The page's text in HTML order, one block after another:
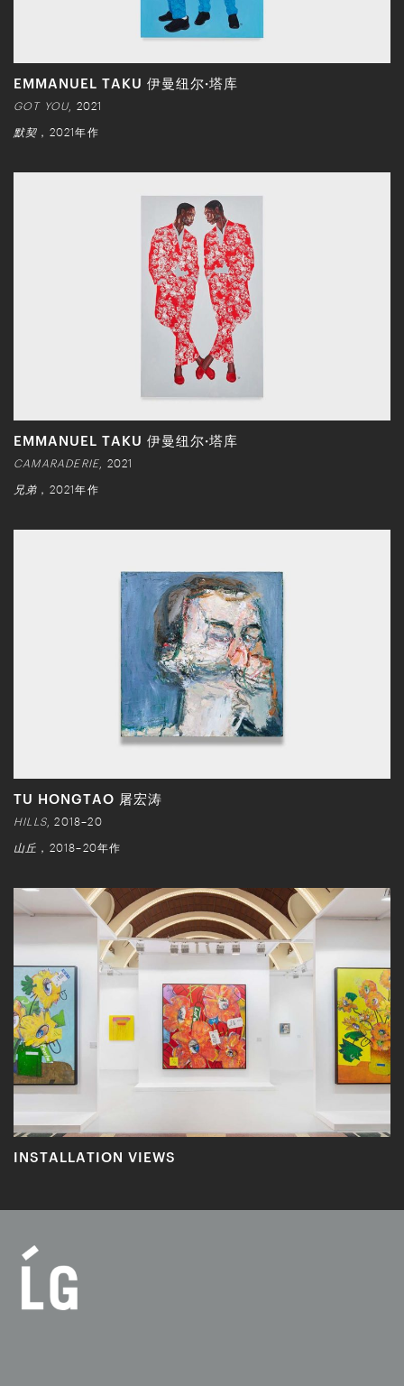
EMMANUEL TAKU 伊曼纽尔·塔库
GOT YOU, 2021
默契 ，2021年作
EMMANUEL TAKU 伊曼纽尔·塔库
CAMARADERIE , 2021
兄弟 ，2021年作
TU HONGTAO 屠宏涛
HILLS , 2018–20
山丘 ，2018–20年作
INSTALLATION VIEWS